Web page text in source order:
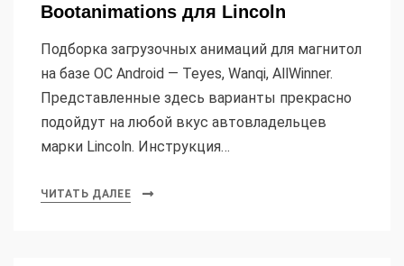
Bootanimations для Lincoln
Подборка загрузочных анимаций для магнитол
на базе ОС Android — Teyes, Wanqi, AllWinner.
Представленные здесь варианты прекрасно
подойдут на любой вкус автовладельцев
марки Lincoln. Инструкция…
ЧИТАТЬ ДАЛЕЕ